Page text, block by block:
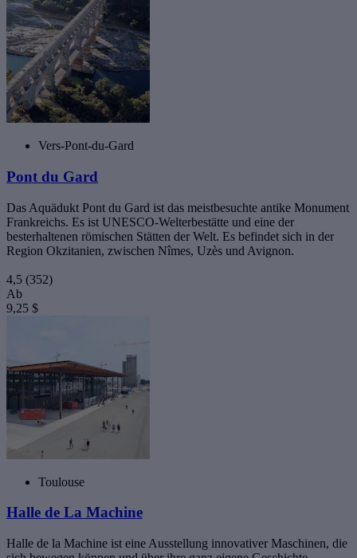
Vers-Pont-du-Gard
Pont du Gard
Das Aquädukt Pont du Gard ist das meistbesuchte antike Monument
Frankreichs. Es ist UNESCO-Welterbestätte und eine der
besterhaltenen römischen Stätten der Welt. Es befindet sich in der
Region Okzitanien, zwischen Nîmes, Uzès und Avignon.
4,5 (352)
Ab
9,25 $
Toulouse
Halle de La Machine
Halle de la Machine ist eine Ausstellung innovativer Maschinen, die